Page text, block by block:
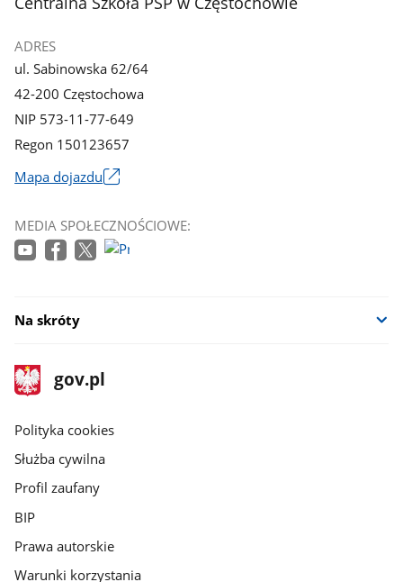
galerii.
galerii.
ADRES
ul. Sabinowska 62/64
42-200 Częstochowa
NIP 573-11-77-649
Regon 150123657
Mapa dojazdu
się
w
MEDIA SPOŁECZNOŚCIOWE:
Na skróty
stopka
gov.pl
Strona
gov.pl
gov.pl
Polityka cookies
Służba cywilna
Profil zaufany
BIP
Prawa autorskie
Warunki korzystania